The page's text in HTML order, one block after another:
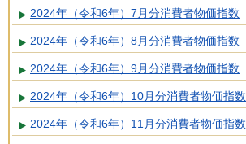
2024年（令和6年）7月分消費者物価指数
2024年（令和6年）8月分消費者物価指数
2024年（令和6年）9月分消費者物価指数
2024年（令和6年）10月分消費者物価指数
2024年（令和6年）11月分消費者物価指数